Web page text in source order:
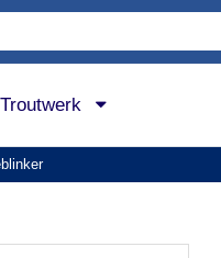
Troutwerk